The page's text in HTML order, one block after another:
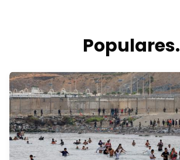
Populares.